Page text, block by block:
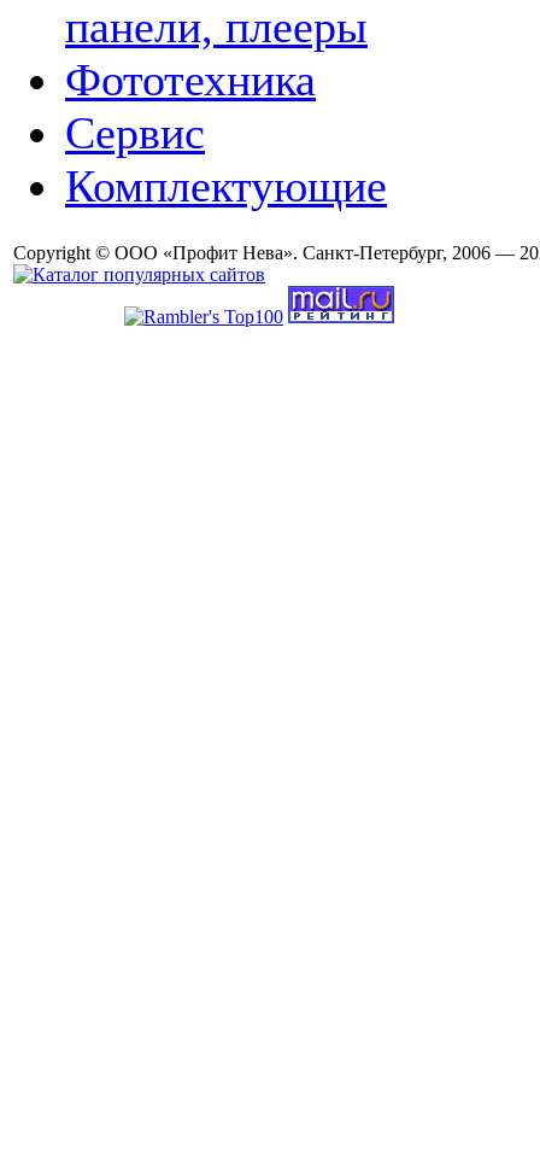
панели, плееры
Фототехника
Сервис
Комплектующие
Copyright © ООО «Профит Нева». Санкт-Петербург, 2006 —